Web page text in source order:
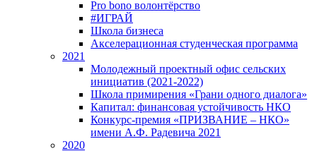
Pro bono волонтёрство
#ИГРАЙ
Школа бизнеса
Акселерационная студенческая программа
2021
Молодежный проектный офис сельских
инициатив (2021-2022)
Школа примирения «Грани одного диалога»
Капитал: финансовая устойчивость НКО
Конкурс-премия «ПРИЗВАНИЕ – НКО»
имени А.Ф. Радевича 2021
2020